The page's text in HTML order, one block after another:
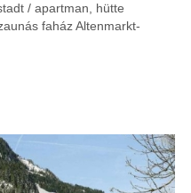
/ apartman, hütte
faház Altenmarkt-